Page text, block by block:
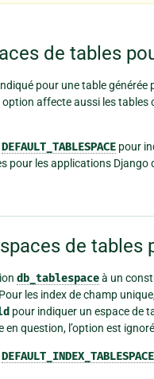
de tables
pour une table générée
option affecte aussi les
DEFAULT_TABLESPACE pour
pour les applications
de tables
db_tablespaceà un
les index de champ
pour indiquer un espace de
en question, l’option est
DEFAULT_INDEX_TABLESPACE